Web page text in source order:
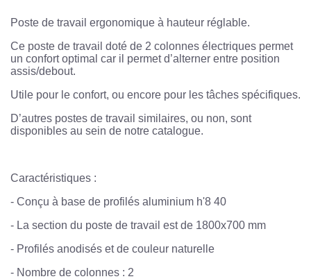
Poste de travail ergonomique à hauteur réglable.
Ce poste de travail doté de 2 colonnes électriques permet
un confort optimal car il permet d’alterner entre position
assis/debout.
Utile pour le confort, ou encore pour les tâches spécifiques.
D’autres postes de travail similaires, ou non, sont
disponibles au sein de notre catalogue.
Caractéristiques :
- Conçu à base de profilés aluminium h'8 40
- La section du poste de travail est de 1800x700 mm
- Profilés anodisés et de couleur naturelle
- Nombre de colonnes : 2